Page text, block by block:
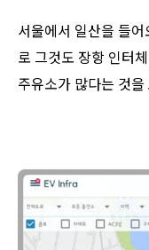
서울에서 일산을 들
로 그것도 장항 인터
주유소가 많다는 것